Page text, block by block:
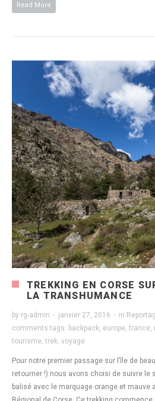
Read More
TREKKING EN CORSE
LA TRANSHUMANCE
by rg-admin · janvier 27, 2016 · in
comments tags: backpack, europe, france,
tourisme, trek, voyage
Pour notre premier passage sur l’île de
retourner !) nous avons choisi de suivre le
balisé avec le marquage orange et mauve